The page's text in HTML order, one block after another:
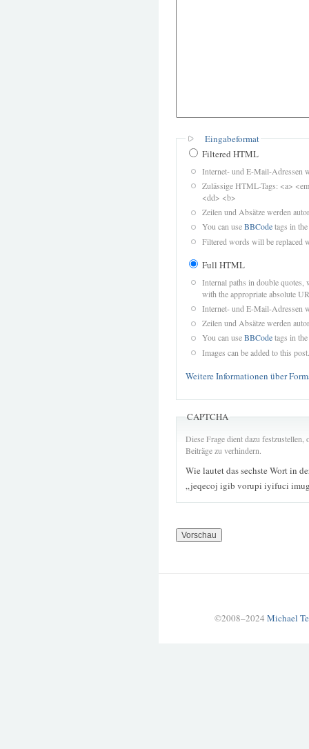
Eingabeformat
Filtered HTML
Internet- und E-Mail-Adressen
Zulässige HTML-Tags: <a>
<dd> <b>
Zeilen und Absätze werden
You can useBBCodetags in
Filtered words will be replaced
Full HTML
Internal paths in double quotes,
with the appropriate absolute
Internet- und E-Mail-Adressen
Zeilen und Absätze werden
You can useBBCodetags in
Images can be added to this post.
Weitere Informationen über
CAPTCHA
Diese Frage dient dazu
Beiträge zu verhindern.
Wie lautet das sechste Wort in
„jeqecoj igib vorupi iyifuci
©2008–2024 Michael